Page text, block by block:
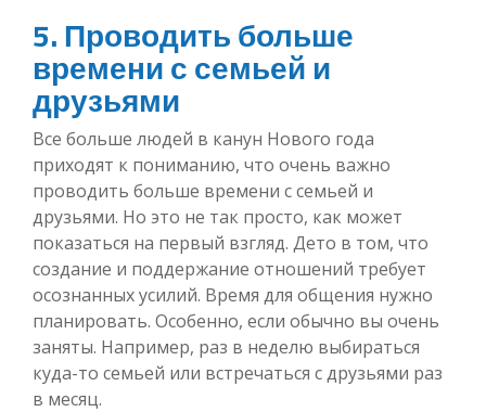
5. Проводить больше
времени с семьей и
друзьями
Все больше людей в канун Нового года
приходят к пониманию, что очень важно
проводить больше времени с семьей и
друзьями. Но это не так просто, как может
показаться на первый взгляд. Дето в том, что
создание и поддержание отношений требует
осознанных усилий. Время для общения нужно
планировать. Особенно, если обычно вы очень
заняты. Например, раз в неделю выбираться
куда-то семьей или встречаться с друзьями раз
в месяц.